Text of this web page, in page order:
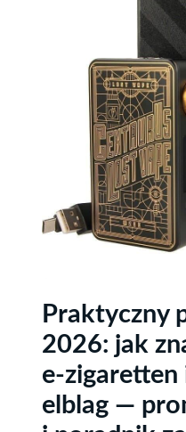
Praktyczny
2026: jak
e-zigaretten
elblag —